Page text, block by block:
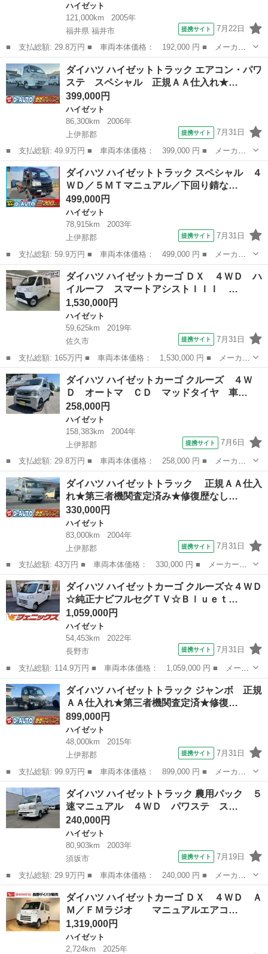
ハイゼット
121,000km
2005年
福井県 福井市
提携サイト 7月22日
■ 支払総額: 29.8万円 ■ 車両本体価格： 192,000 円 ■ メーカー
名： ダイハツ ■ 車種名： ハイゼットトラック ■ グレード
名： エアコン・パワステ スペシャル ４ＷＤ ■ 排気量： 660cc
■ ド...
福井 福井市 ハイゼット
ダイハツ ハイゼットトラック エアコン・パワ
ステ スペシャル 正規ＡＡ仕入れ★…
399,000円
ハイゼット
86,300km
2006年
上伊那郡
提携サイト 7月31日
■ 支払総額: 49.9万円 ■ 車両本体価格： 399,000 円 ■ メーカー
名： ダイハツ ■ 車種名： ハイゼットトラック ■ グレード
名： エアコン・パワステ スペシャル 正規ＡＡ仕入れ★オートマ
★第三者機関査定...
長野 上伊那郡 ハイゼット
ダイハツ ハイゼットトラック スペシャル ４
ＷＤ／５ＭＴマニュアル／下回り錆な…
499,000円
ハイゼット
78,915km
2003年
上伊那郡
提携サイト 7月31日
■ 支払総額: 59.9万円 ■ 車両本体価格： 499,000 円 ■ メーカー
名： ダイハツ ■ 車種名： ハイゼットトラック ■ グレード
名： スペシャル ４ＷＤ／５ＭＴマニュアル／下回り錆なし査定／
車検２年／エアコ...
長野 上伊那郡 ハイゼット
ダイハツ ハイゼットカーゴ ＤＸ ４ＷＤ ハ
イルーフ スマートアシストＩＩＩ …
1,530,000円
ハイゼット
59,625km
2019年
佐久市
提携サイト 7月31日
■ 支払総額: 165万円 ■ 車両本体価格： 1,530,000 円 ■ メーカー
名： ダイハツ ■ 車種名： ハイゼットカーゴ ■ グレード名：
ＤＸ ４ＷＤ ハイルーフ スマートアシストＩＩＩ メモリーナ
ビ フルセグ...
長野 佐久市 ハイゼット
ダイハツ ハイゼットカーゴ クルーズ ４Ｗ
Ｄ オートマ ＣＤ マッドタイヤ 車…
258,000円
ハイゼット
158,383km
2004年
上伊那郡
提携サイト 7月6日
■ 支払総額: 29.8万円 ■ 車両本体価格： 258,000 円 ■ メーカー
名： ダイハツ ■ 車種名： ハイゼットカーゴ ■ グレード名：
クルーズ ４ＷＤ オートマ ＣＤ マッドタイヤ 車検整備済み
ＬＥＤヘッド...
長野 上伊那郡 ハイゼット
ダイハツ ハイゼットトラック 正規ＡＡ仕入
れ★第三者機関査定済み★修復歴なし…
330,000円
ハイゼット
83,000km
2004年
上伊那郡
提携サイト 7月31日
■ 支払総額: 43万円 ■ 車両本体価格： 330,000 円 ■ メーカー
名： ダイハツ ■ 車種名： ハイゼットトラック ■ グレード
名： 正規ＡＡ仕入れ★第三者機関査定済み★修復歴なし★車検２
年★法定整備★エアコ...
長野 上伊那郡 ハイゼット
ダイハツ ハイゼットカーゴ クルーズ☆４ＷＤ
☆純正ナビフルセグＴＶ☆Ｂｌｕｅｔ…
1,059,000円
ハイゼット
54,453km
2022年
長野市
提携サイト 7月31日
■ 支払総額: 114.9万円 ■ 車両本体価格： 1,059,000 円 ■ メーカ
ー名： ダイハツ ■ 車種名： ハイゼットカーゴ ■ グレード
名： クルーズ☆４ＷＤ☆純正ナビフルセグＴＶ☆Ｂｌｕｅｔｏｏｔ
ｈ☆ Ｂモニ...
長野 長野市 ハイゼット
ダイハツ ハイゼットトラック ジャンボ 正規
ＡＡ仕入れ★第三者機関査定済★修復…
899,000円
ハイゼット
48,000km
2015年
上伊那郡
提携サイト 7月31日
■ 支払総額: 99.9万円 ■ 車両本体価格： 899,000 円 ■ メーカー
名： ダイハツ ■ 車種名： ハイゼットトラック ■ グレード
名： ジャンボ 正規ＡＡ仕入れ★第三者機関査定済★修復歴なし★
４ＷＤ★マニュア...
長野 上伊那郡 ハイゼット
ダイハツ ハイゼットトラック 農用パック ５
速マニュアル ４ＷＤ パワステ ス…
240,000円
ハイゼット
80,903km
2003年
須坂市
提携サイト 7月19日
■ 支払総額: 29.9万円 ■ 車両本体価格： 240,000 円 ■ メーカー
名： ダイハツ ■ 車種名： ハイゼットトラック ■ グレード
名： 農用パック ５速マニュアル ４ＷＤ パワステ スタッドレ
スタイヤ付 ＭＴ...
長野 須坂市 ハイゼット
ダイハツ ハイゼットカーゴ ＤＸ ４ＷＤ Ａ
Ｍ／ＦＭラジオ マニュアルエアコ…
1,319,000円
ハイゼット
2,724km
2025年